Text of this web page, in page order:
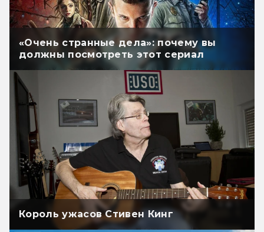
«Очень странные дела»: почему вы
должны посмотреть этот сериал
Король ужасов Стивен Кинг